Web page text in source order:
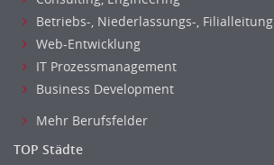
Betriebs-, Niederlassungs-, Filialleitung
Web-Entwicklung
IT Prozessmanagement
Business Development
Mehr Berufsfelder
TOP Städte